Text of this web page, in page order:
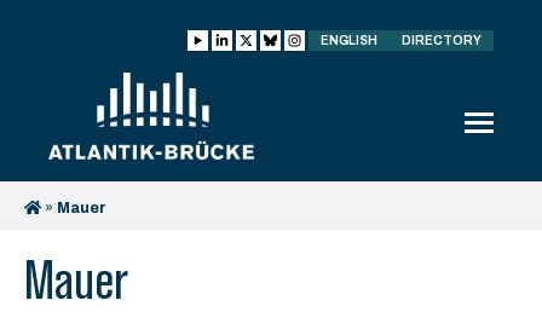
ENGLISH DIRECTORY
» Mauer
Mauer